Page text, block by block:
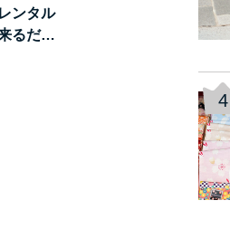
ンタル
るだ…
《和を堪能する旅》古都
「京都」をレンタル着…